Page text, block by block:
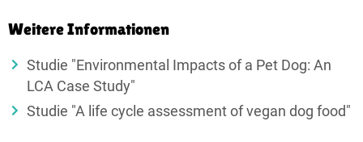
Weitere Informationen
Studie "Environmental Impacts of a Pet Dog: An
LCA Case Study"
Studie "A life cycle assessment of vegan dog food"